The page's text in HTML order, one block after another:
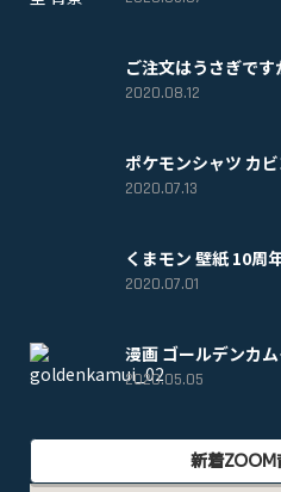
ご注文はうさぎで
2020.08.12
ポケモンシャツ カ
2020.07.13
くまモン 壁紙 10周
2020.07.01
漫画 ゴールデンカ
2020.05.05
新着ZOOM